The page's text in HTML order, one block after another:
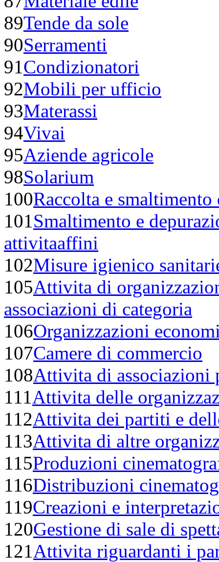
89Tende da sole
90Serramenti
91Condizionatori
92Mobili per ufficio
93Materassi
94Vivai
95Aziende agricole
98Solarium
100Raccolta e
101Smaltimento e
attivitaaffini
102Misure igienico
105Attivita di
associazioni di categoria
106Organizzazioni
107Camere di commercio
108Attivita di associazioni
111Attivita delle
112Attivita dei partiti e
113Attivita di altre
115Produzioni
116Distribuzioni
119Creazioni e
120Gestione di sale di
121Attivita riguardanti i